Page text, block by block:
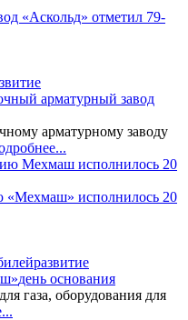
«Аскольд» отметил 79-
арматурный завод
арматурному заводу
«Мехмаш» исполнилось 20
развитие
день основания
газа, оборудования для